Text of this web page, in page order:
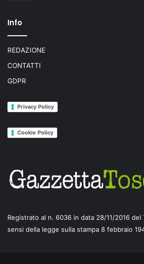
Info
REDAZIONE
CONTATTI
GDPR
Privacy Policy
Cookie Policy
Registrato al n. 6036 in data 28/11/2016 del
sensi della legge sulla stampa 8 febbraio